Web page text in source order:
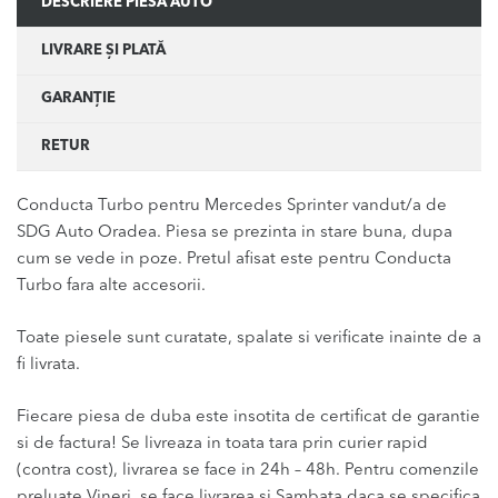
LIVRARE ȘI PLATĂ
GARANȚIE
RETUR
Conducta Turbo pentru Mercedes Sprinter vandut/a de
SDG Auto Oradea. Piesa se prezinta in stare buna, dupa
cum se vede in poze. Pretul afisat este pentru Conducta
Turbo fara alte accesorii.
Toate piesele sunt curatate, spalate si verificate inainte de a
fi livrata.
Fiecare piesa de duba este insotita de certificat de garantie
si de factura! Se livreaza in toata tara prin curier rapid
(contra cost), livrarea se face in 24h – 48h. Pentru comenzile